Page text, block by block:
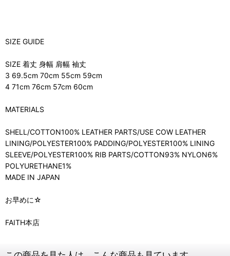
SIZE GUIDE
SIZE 着丈 身幅 肩幅 袖丈
3 69.5cm 70cm 55cm 59cm
4 71cm 76cm 57cm 60cm
MATERIALS
SHELL/COTTON100% LEATHER PARTS/USE COW LEATHER
LINING/POLYESTER100% PADDING/POLYESTER100% LINING
SLEEVE/POLYESTER100% RIB PARTS/COTTON93% NYLON6%
POLYURETHANE1%
MADE IN JAPAN
お早めに☆
FAITH本店